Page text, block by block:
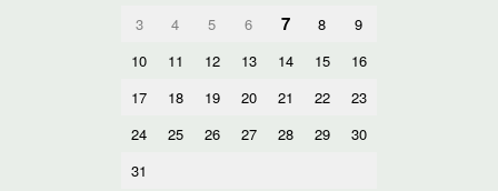
3
4 5 6 7 8
9
10
11 12 13 14 15
16
17
18 19 20 21 22
23
24
25 26 27 28 29
30
31